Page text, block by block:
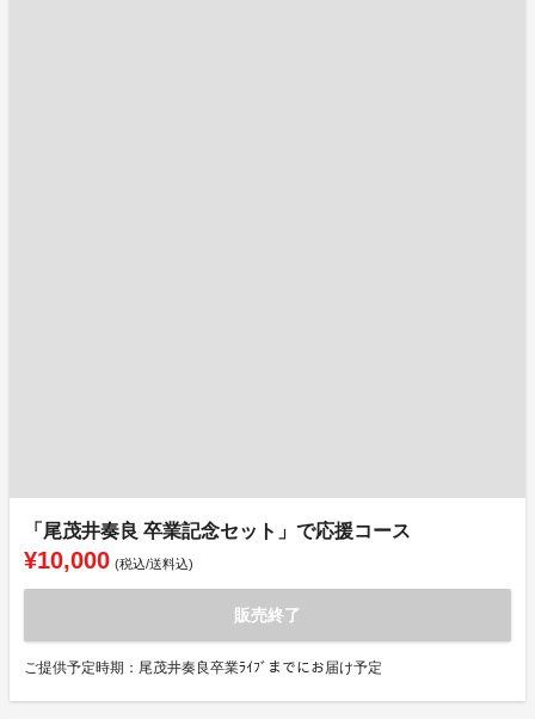
「尾茂井奏良 卒業記念セット」で応援コース
¥10,000 (税込/送料込)
販売終了
ご提供予定時期：尾茂井奏良卒業ﾗｲﾌﾞまでにお届け予定